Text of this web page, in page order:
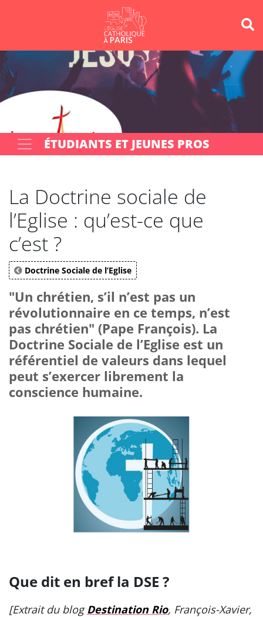
Votre recherche OK
ÉTUDIANTS ET JEUNES PROS
La Doctrine sociale de
l’Eglise : qu’est-ce que
c’est ?
Doctrine Sociale de l’Eglise
"Un chrétien, s’il n’est pas un
révolutionnaire en ce temps, n’est
pas chrétien" (Pape François). La
Doctrine Sociale de l’Eglise est un
référentiel de valeurs dans lequel
peut s’exercer librement la
conscience humaine.
Que dit en bref la DSE ?
[Extrait du blogDestination Rio, François-Xavier,
Panneau de gestion des cookies